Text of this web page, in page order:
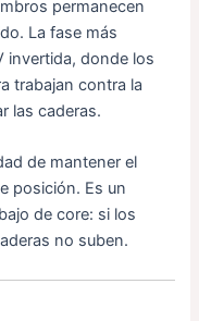
permanecen
La fase más
invertida, donde los
trabajan contra la
las caderas.
de mantener el
posición. Es un
de core: si los
no suben.